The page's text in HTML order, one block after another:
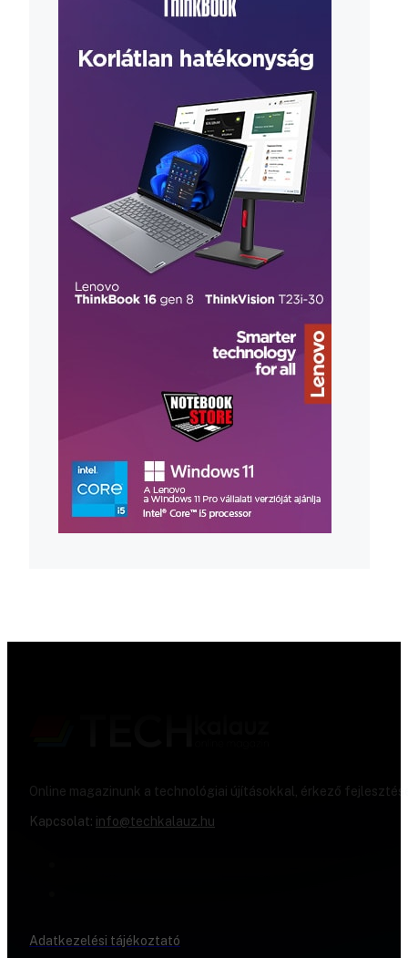
Online magazinunk a technológiai újításokkal, érkező
Kapcsolat: info@techkalauz.hu
Adatkezelési tájékoztató